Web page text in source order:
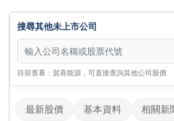
搜尋其他未上市公司
搜尋其他未上市公司
目前查看：賀喜能源，可直接查詢其他公司股價
最新股價 基本資料 相關新